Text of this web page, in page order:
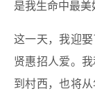
是我生命中最美
这一天，我迎
贤惠招人爱。
到村西，也将